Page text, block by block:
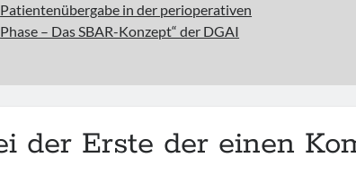
Patientenübergabe in der perioperativen
Phase – Das SBAR-Konzept“ der DGAI
der Erste der einen